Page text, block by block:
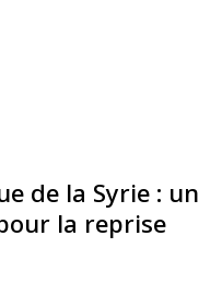
de la Syrie : un
la reprise